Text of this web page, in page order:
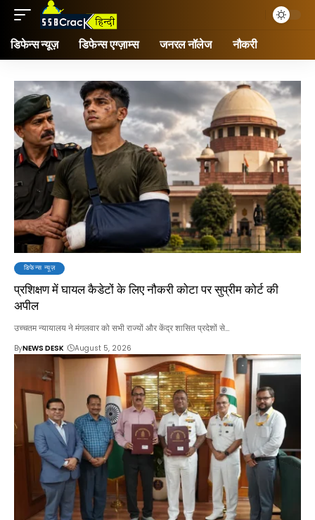
डिफेन्स न्यूज़ डिफेन्स एग्ज़ाम्स जनरल नॉलेज नौकरी
डिफेन्स न्यूज़
प्रशिक्षण में घायल कैडेटों के लिए नौकरी कोटा पर सुप्रीम कोर्ट की
अपील
उच्चतम न्यायालय ने मंगलवार को सभी राज्यों और केंद्र शासित प्रदेशों से…
ByNEWS DESK August 5, 2026